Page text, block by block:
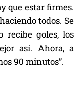
que estar firmes.
todos. Se
recibe goles, los
así. Ahora, a
90 minutos”.